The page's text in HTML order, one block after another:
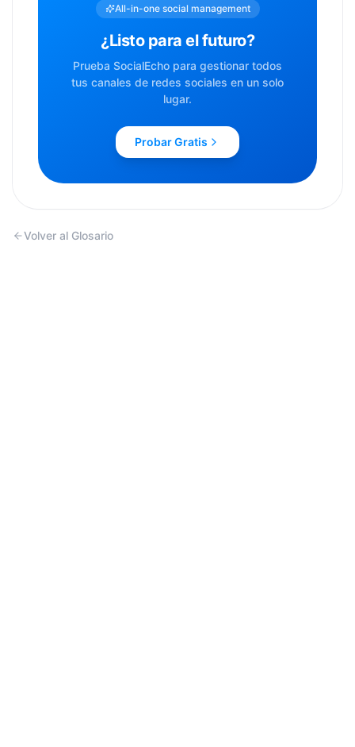
All-in-one social management
¿Listo para el futuro?
Prueba SocialEcho para gestionar todos
tus canales de redes sociales en un solo
lugar.
Probar Gratis
Volver al Glosario